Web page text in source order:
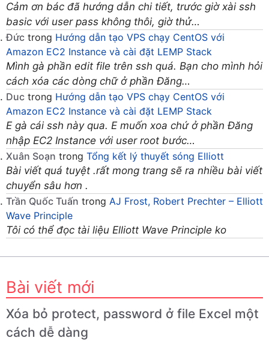
Cảm ơn bác đã hướng dẫn chi tiết, trước giờ xài ssh
basic với user pass không thôi, giờ thử…
Đức trong Hướng dẫn tạo VPS chạy CentOS với
Amazon EC2 Instance và cài đặt LEMP Stack
Mình gà phần edit file trên ssh quá. Bạn cho mình hỏi
cách xóa các dòng chữ ở phần Đăng…
Duc trong Hướng dẫn tạo VPS chạy CentOS với
Amazon EC2 Instance và cài đặt LEMP Stack
E gà cái ssh này qua. E muốn xoa chứ ở phần Đăng
nhập EC2 Instance với user root bước…
Xuân Soạn trong Tổng kết lý thuyết sóng Elliott
Bài viết quá tuyệt .rất mong trang sẽ ra nhiều bài viết
chuyển sâu hơn .
Trần Quốc Tuấn trong AJ Frost, Robert Prechter – Elliott
Wave Principle
Tôi có thể đọc tài liệu Elliott Wave Principle ko
Bài viết mới
Xóa bỏ protect, password ở file Excel một
cách dễ dàng